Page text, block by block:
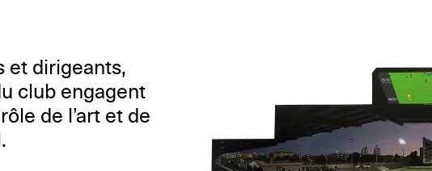
et dirigeants,
club engagent
de l’art et de